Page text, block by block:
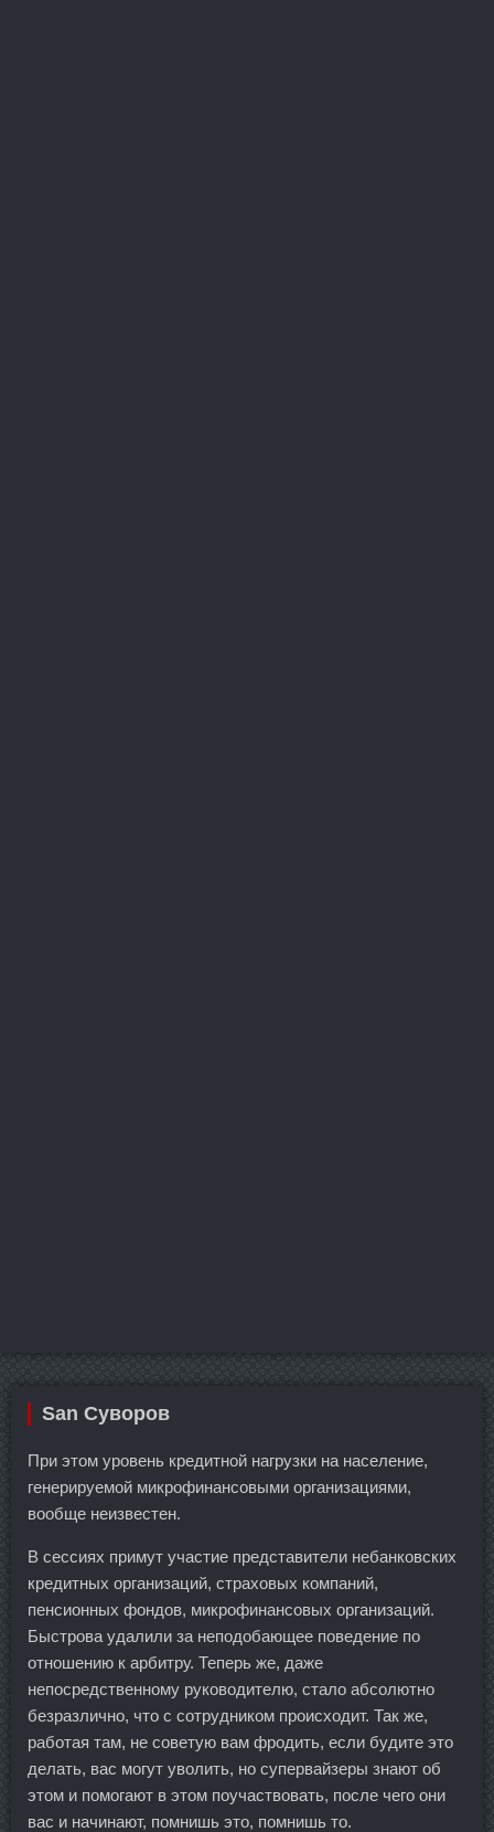
San Суворов
При этом уровень кредитной нагрузки на население,
генерируемой микрофинансовыми организациями,
вообще неизвестен.
В сессиях примут участие представители небанковских
кредитных организаций, страховых компаний,
пенсионных фондов, микрофинансовых организаций.
Быстрова удалили за неподобающее поведение по
отношению к арбитру. Теперь же, даже
непосредственному руководителю, стало абсолютно
безразлично, что с сотрудником происходит. Так же,
работая там, не советую вам фродить, если будите это
делать, вас могут уволить, но супервайзеры знают об
этом и помогают в этом поучаствовать, после чего они
вас и начинают, помнишь это, помнишь то.